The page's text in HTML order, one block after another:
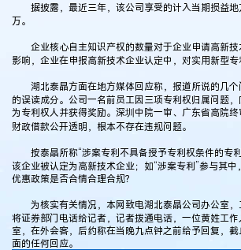
据披露，最近三年，该公司享受的计入当期损益地
万。
企业核心自主知识产权的数量对于企业申请高新技
影响，企业在申报高新技术企业认定中，对实用新型专
湖北泰晶方面在地方媒体回应称，报道所说的几个
的误读成分。公司一名前员工因三项专利权归属问题
为专利权人并获得奖励。深圳中院一审、广东省高院
财政借款公开透明，根本不存在违规问题。
按泰晶所称“涉案专利不具备授予专利权条件的专
该企业被认定为高新技术企业；如“涉案专利”参与其
优惠政策是否合情合理合规？
为核实有关情况，本网致电湖北泰晶公司办公室，
将证券部门电话给记者，记者拨通电话，一位黄姓工
室，在外会客，后约称在当晚九点钟之前给予回复，
面的任何回应。